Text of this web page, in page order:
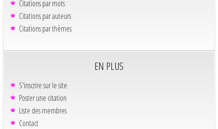
Citations par mots
Citations par auteurs
Citations par thèmes
EN PLUS
S'inscrire sur le site
Poster une citation
Liste des membres
Contact